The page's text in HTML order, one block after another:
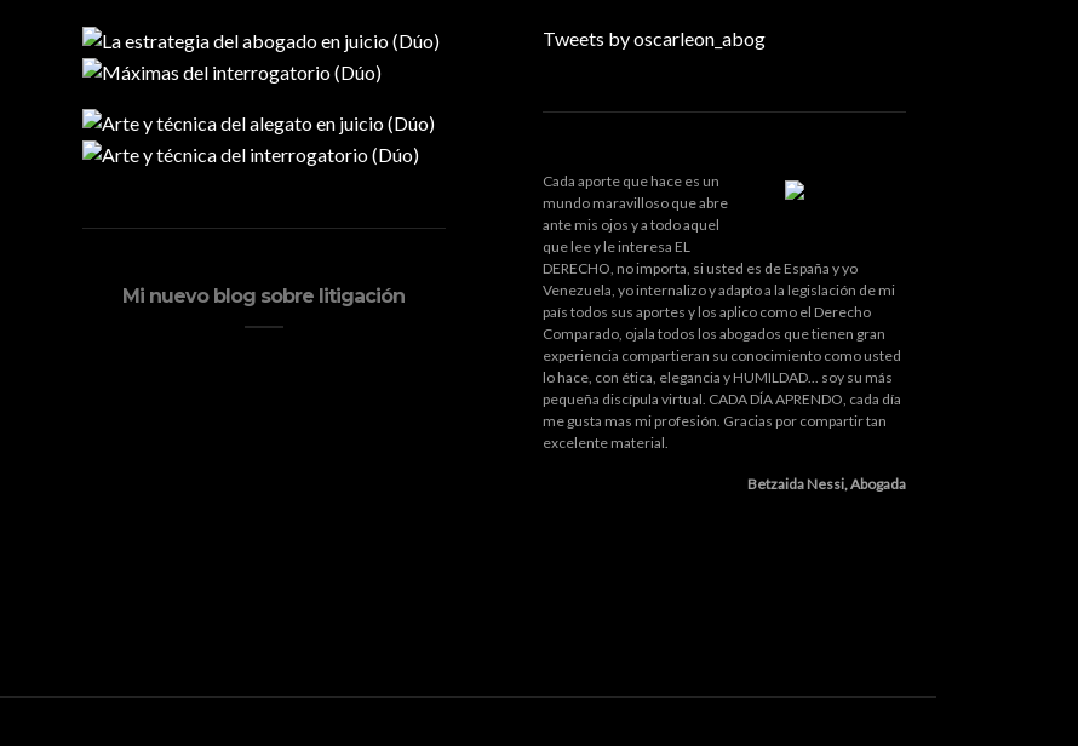
Mi nuevo blog sobre litigación
Tweets by oscarleon_abog
Cada aporte que hace es un
mundo maravilloso que abre
ante mis ojos y a todo aquel
que lee y le interesa EL
DERECHO, no importa, si usted es de España y yo
Venezuela, yo internalizo y adapto a la legislación de mi
país todos sus aportes y los aplico como el Derecho
Comparado, ojala todos los abogados que tienen gran
experiencia compartieran su conocimiento como usted
lo hace, con ética, elegancia y HUMILDAD... soy su más
pequeña discípula virtual. CADA DÍA APRENDO, cada día
me gusta mas mi profesión. Gracias por compartir tan
excelente material.
Betzaida Nessi, Abogada